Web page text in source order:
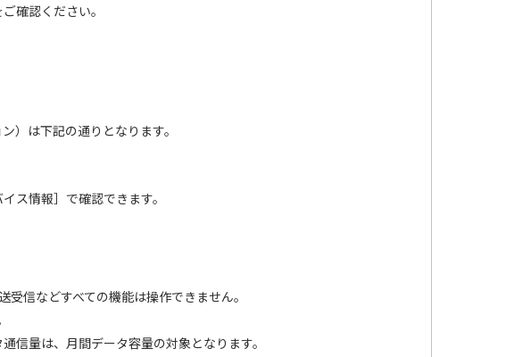
確認ください。
）は下記の通りとなります。
ス情報］で確認できます。
信などすべての機能は操作できません。
信量は、月間データ容量の対象となります。